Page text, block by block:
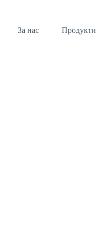
За нас Продукти